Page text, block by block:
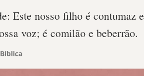
Este nosso filho é contumaz e
voz; é comilão e beberrão.